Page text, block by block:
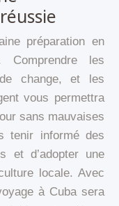
préparation en
Comprendre les
change, et les
vous permettra
sans mauvaises
tenir informé des
et d’adopter une
locale. Avec
à Cuba sera